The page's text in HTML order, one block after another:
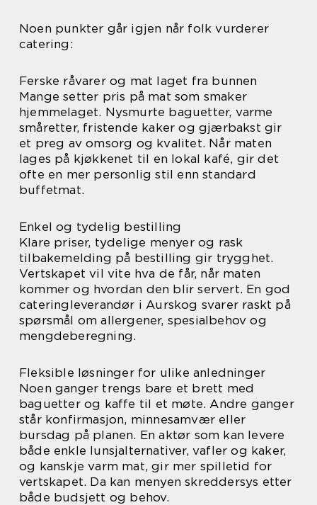
Noen punkter går igjen når folk vurderer
catering:
Ferske råvarer og mat laget fra bunnen
Mange setter pris på mat som smaker
hjemmelaget. Nysmurte baguetter, varme
småretter, fristende kaker og gjærbakst gir
et preg av omsorg og kvalitet. Når maten
lages på kjøkkenet til en lokal kafé, gir det
ofte en mer personlig stil enn standard
buffetmat.
Enkel og tydelig bestilling
Klare priser, tydelige menyer og rask
tilbakemelding på bestilling gir trygghet.
Vertskapet vil vite hva de får, når maten
kommer og hvordan den blir servert. En god
cateringleverandør i Aurskog svarer raskt på
spørsmål om allergener, spesialbehov og
mengdeberegning.
Fleksible løsninger for ulike anledninger
Noen ganger trengs bare et brett med
baguetter og kaffe til et møte. Andre ganger
står konfirmasjon, minnesamvær eller
bursdag på planen. En aktør som kan levere
både enkle lunsjalternativer, vafler og kaker,
og kanskje varm mat, gir mer spilletid for
vertskapet. Da kan menyen skreddersys etter
både budsjett og behov.